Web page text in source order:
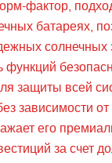
фактор,
батареях,
солнечных
функций
защиты всей
зависимости
его
за счет